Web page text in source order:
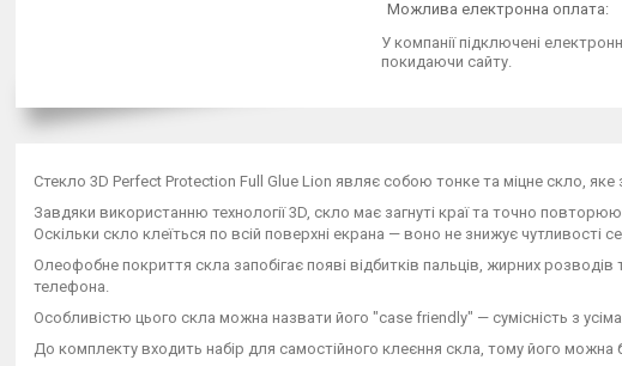
У компанії підключені
покидаючи сайту.
Стекло 3D Perfect Protection Full Glue Lion являє собою тонке та міцне скло,
Завдяки використанню технології 3D, скло має загнуті краї та точно
Оскільки скло клеїться по всій поверхні екрана — воно не знижує чутливості
Олеофобне покриття скла запобігає появі відбитків пальців, жирних розводів
телефона.
Особливістю цього скла можна назвати його "case friendly" — сумісність з усіма
До комплекту входить набір для самостійного клеєння скла, тому його